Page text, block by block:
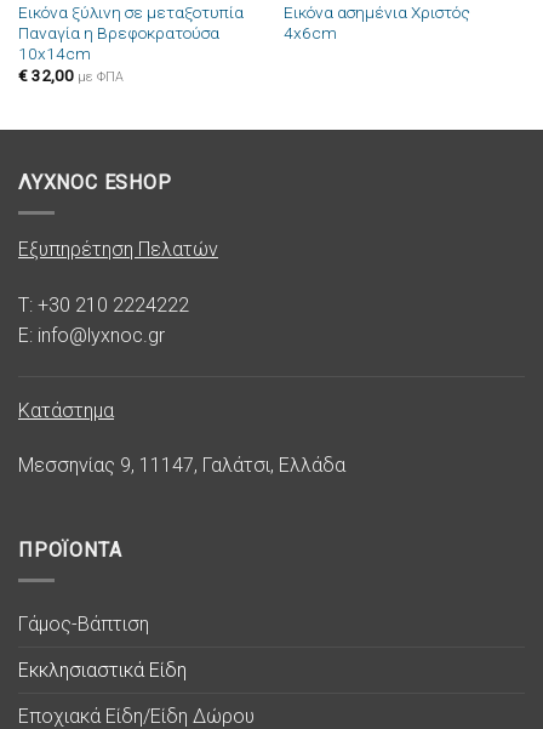
Εικόνα ξύλινη σε μεταξοτυπία
Παναγία η Βρεφοκρατούσα
10x14cm
€32,00 με ΦΠΑ
Εικόνα ασημένια Χριστός
4x6cm
ΛΥΧΝΟC ESHOP
Εξυπηρέτηση Πελατών
T: +30 210 2224222
E: info@lyxnoc.gr
Κατάστημα
Μεσσηνίας 9, 11147, Γαλάτσι, Ελλάδα
ΠΡΟΪΟΝΤΑ
Γάμος-Βάπτιση
Εκκλησιαστικά Είδη
Εποχιακά Είδη/Είδη Δώρου